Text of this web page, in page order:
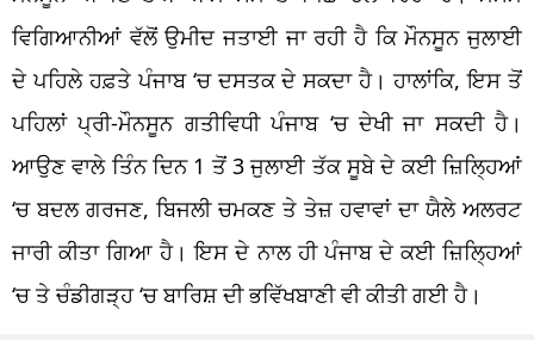
ਵਿਗਿਆਨੀਆਂ ਵੱਲੋਂ ਉਮੀਦ ਜਤਾਈ ਜਾ ਰਹੀ ਹੈ ਕਿ ਮੌਨਸੂਨ ਜੁਲਾਈ
ਦੇ ਪਹਿਲੇ ਹਫ਼ਤੇ ਪੰਜਾਬ ‘ਚ ਦਸਤਕ ਦੇ ਸਕਦਾ ਹੈ। ਹਾਲਾਂਕਿ, ਇਸ ਤੋਂ
ਪਹਿਲਾਂ ਪ੍ਰੀ-ਮੌਨਸੂਨ ਗਤੀਵਿਧੀ ਪੰਜਾਬ ‘ਚ ਦੇਖੀ ਜਾ ਸਕਦੀ ਹੈ।
ਆਉਣ ਵਾਲੇ ਤਿੰਨ ਦਿਨ 1 ਤੋਂ 3 ਜੁਲਾਈ ਤੱਕ ਸੂਬੇ ਦੇ ਕਈ ਜ਼ਿਲ੍ਹਿਆਂ
‘ਚ ਬਦਲ ਗਰਜਣ, ਬਿਜਲੀ ਚਮਕਣ ਤੇ ਤੇਜ਼ ਹਵਾਵਾਂ ਦਾ ਯੈਲੇ ਅਲਰਟ
ਜਾਰੀ ਕੀਤਾ ਗਿਆ ਹੈ। ਇਸ ਦੇ ਨਾਲ ਹੀ ਪੰਜਾਬ ਦੇ ਕਈ ਜ਼ਿਲ੍ਹਿਆਂ
‘ਚ ਤੇ ਚੰਡੀਗੜ੍ਹ ‘ਚ ਬਾਰਿਸ਼ ਦੀ ਭਵਿੱਖਬਾਣੀ ਵੀ ਕੀਤੀ ਗਈ ਹੈ।